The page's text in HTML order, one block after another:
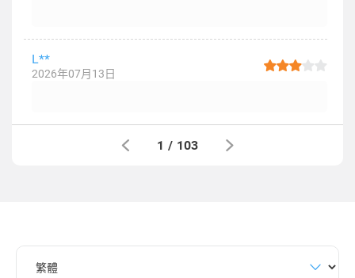
L**
2026年07月13日
1 / 103